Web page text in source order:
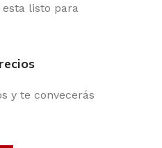
listo para
y te convecerás